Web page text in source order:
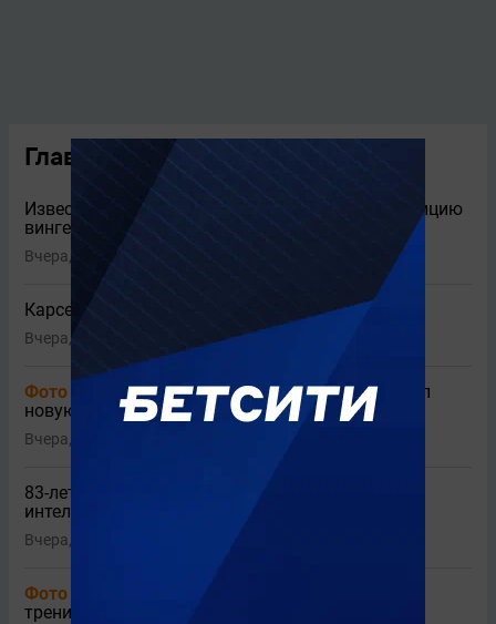
Главные новости
Известен главный кандидат «Спартака» на позицию
вингера
Вчера, 23:45
Карседо описал Даку двумя словами
Вчера, 23:05
Фото
Экс-тренер «Спартака» Слишкович нашел
новую работу
Вчера, 22:47
83-летний Непомнящий сообщил об
интеллектуальной деградации
Вчера, 22:31
Фото
«Спартак» описал одним словом первую
тренировку Даку